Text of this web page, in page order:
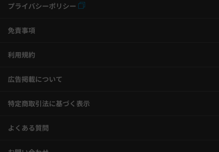
プライバシーポリシー
免責事項
利用規約
広告掲載について
特定商取引法に基づく表示
よくある質問